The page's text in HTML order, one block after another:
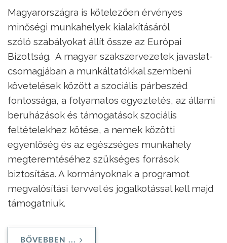
Magyarországra is kötelezően érvényes
minőségi munkahelyek kialakításáról
szóló szabályokat állít össze az Európai
Bizottság. A magyar szakszervezetek javaslat-
csomagjában a munkáltatókkal szembeni
követelések között a szociális párbeszéd
fontossága, a folyamatos egyeztetés, az állami
beruházások és támogatások szociális
feltételekhez kötése, a nemek közötti
egyenlőség és az egészséges munkahely
megteremtéséhez szükséges források
biztosítása. A kormányoknak a programot
megvalósítási tervvel és jogalkotással kell majd
támogatniuk.
BŐVEBBEN ...